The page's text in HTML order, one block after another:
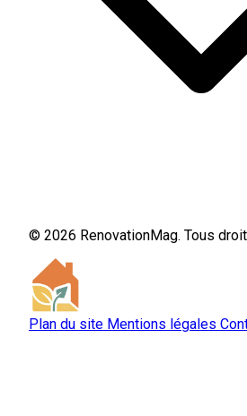
© 2026 RenovationMag. Tous
Plan du site Mentions légales